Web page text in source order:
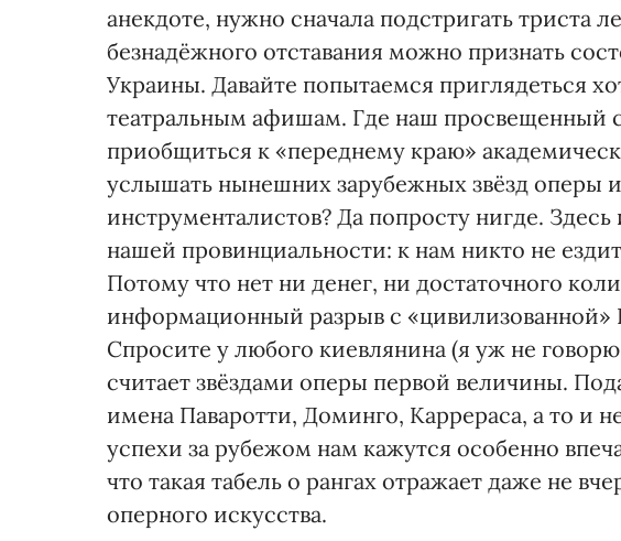
анекдоте, нужно сначала подстригать триста
безнадёжного отставания можно признать
Украины. Давайте попытаемся приглядеться
театральным афишам. Где наш просвещенный
приобщиться к «переднему краю»
услышать нынешних зарубежных звёзд оперы
инструменталистов? Да попросту нигде.
нашей провинциальности: к нам никто не
Потому что нет ни денег, ни достаточного
информационный разрыв с «цивилизованной»
Спросите у любого киевлянина (я уж не
считает звёздами оперы первой величины.
имена Паваротти, Доминго, Каррераса, а то и
успехи за рубежом нам кажутся особенно
что такая табель о рангах отражает даже не
оперного искусства.